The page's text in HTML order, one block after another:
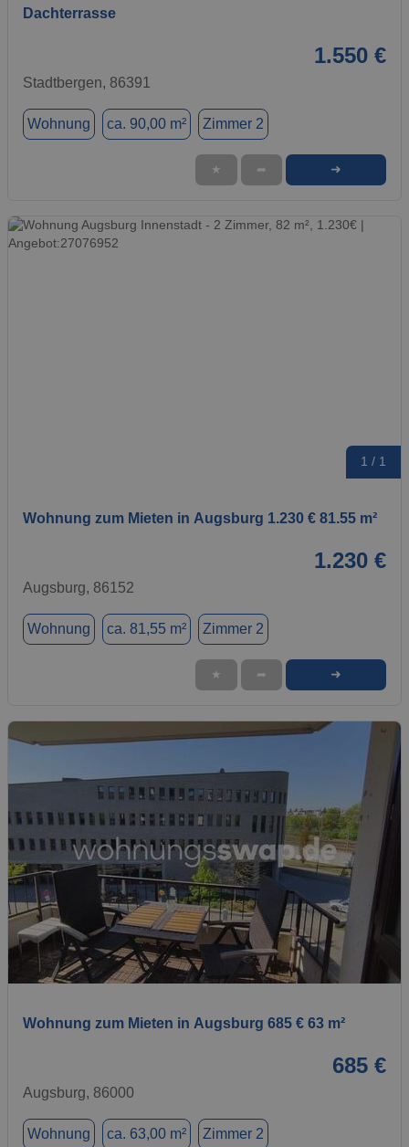
Dachterrasse
1.550 €
Stadtbergen, 86391
Wohnung ca. 90,00 m² Zimmer 2
★ ➦ ➜
1 / 1
Wohnung zum Mieten in Augsburg 1.230 € 81.55 m²
1.230 €
Augsburg, 86152
Wohnung ca. 81,55 m² Zimmer 2
★ ➦ ➜
1 / 1
Wohnung zum Mieten in Augsburg 685 € 63 m²
685 €
Augsburg, 86000
Wohnung ca. 63,00 m² Zimmer 2